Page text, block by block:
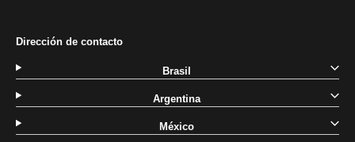
Dirección de contacto
Brasil
Argentina
México